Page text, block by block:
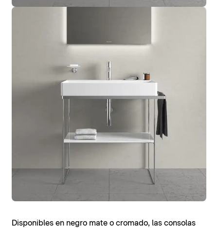
Disponibles en negro mate o cromado, las consolas